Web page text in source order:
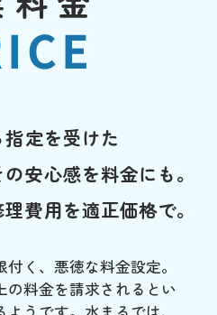
定を受けた
安心感を料金にも。
費用を適正価格で。
く、悪徳な料金設定。
の料金を請求されるとい